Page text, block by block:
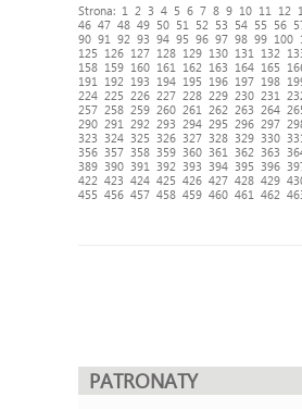
Strona: 1 2 3 4 5 6 7 8 9 10 11 12
46 47 48 49 50 51 52 53 54 55 56
90 91 92 93 94 95 96 97 98 99 100
125
126 127 128 129 130 131 132
158 159 160 161 162 163 164 165
191
192 193 194 195 196 197 198
224 225 226 227 228 229 230 231
257 258 259 260 261 262 263 264
290 291 292 293 294 295 296 297
323
324 325 326 327 328 329 330
356 357 358 359 360 361 362 363
389 390 391 392 393 394 395 396
422 423 424 425 426 427 428 429
455 456 457 458 459 460 461 462
PATRONATY